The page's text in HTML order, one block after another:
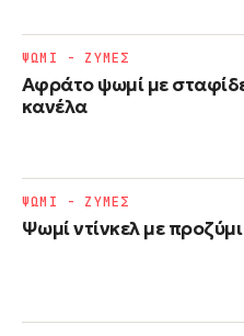
Αφράτο ψωμί με
κανέλα
ΨΩΜΙ - ΖΥΜΕΣ
Ψωμί ντίνκελ με
ΨΩΜΙ - ΖΥΜΕΣ